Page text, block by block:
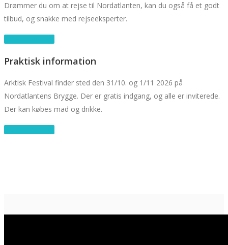
Drømmer du om at rejse til Nordatlanten, kan du også få et godt
tilbud, og snakke med rejseeksperter.
Praktisk information
Arktisk Festival finder sted den 31/10. og 1/11 2026 på
Nordatlantens Brygge. Der er gratis indgang, og alle er inviterede.
Der kan købes mad og drikke.